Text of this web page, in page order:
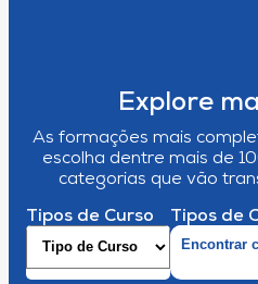
Explore
As formações mais
escolha dentre mais de
categorias que vão
Tipos de Curso Tipos de